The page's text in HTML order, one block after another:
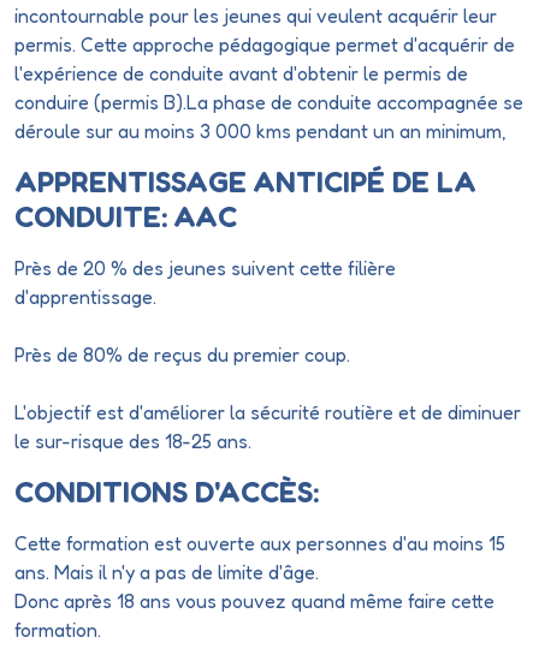
incontournable pour les jeunes qui veulent acquérir leur
permis. Cette approche pédagogique permet d'acquérir de
l'expérience de conduite avant d'obtenir le permis de
conduire (permis B).La phase de conduite accompagnée se
déroule sur au moins 3 000 kms pendant un an minimum,
APPRENTISSAGE ANTICIPÉ DE LA
CONDUITE: AAC
Près de 20 % des jeunes suivent cette filière
d'apprentissage.
Près de 80% de reçus du premier coup.
L'objectif est d'améliorer la sécurité routière et de diminuer
le sur-risque des 18-25 ans.
CONDITIONS D'ACCÈS:
Cette formation est ouverte aux personnes d'au moins 15
ans. Mais il n'y a pas de limite d'âge.
Donc après 18 ans vous pouvez quand même faire cette
formation.